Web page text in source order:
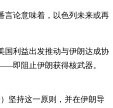
言论意味着，以色列未来或再
国利益出发推动与伊朗达成协
即阻止伊朗获得核武器。
坚持这一原则，并在伊朗导